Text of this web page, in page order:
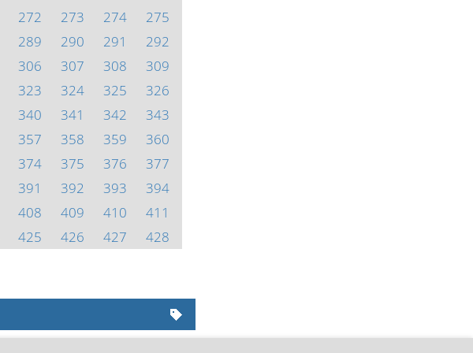
272 273 274
275
289 290 291
292
306 307 308
309
323 324 325
326
340 341 342
343
357 358 359
360
374 375 376
377
391 392 393
394
408 409 410
411
425 426 427
428